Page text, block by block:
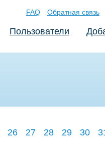
FAQ Обратная связь
Пользователи
26 27 28 29 30